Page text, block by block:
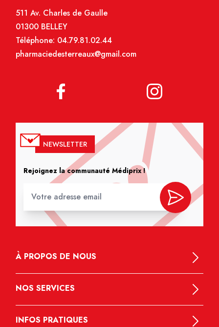
511 Av. Charles de Gaulle
01300 BELLEY
Téléphone: 04.79.81.02.44
pharmaciedesterreaux@gmail.com
NEWSLETTER
Rejoignez la communauté Médiprix !
À PROPOS DE NOUS
NOS SERVICES
INFOS PRATIQUES